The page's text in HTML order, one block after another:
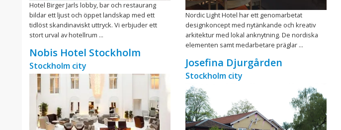
Hotel Birger Jarls lobby, bar och restaurang
bildar ett ljust och öppet landskap med ett
tidlöst skandinaviskt uttryck. Vi erbjuder ett
stort urval av hotellrum ...
Nobis Hotel Stockholm
Stockholm city
Nordic Light Hotel har ett genomarbetat
designkoncept med nytänkande och kreativ
arkitektur med lokal anknytning. De nordiska
elementen samt medarbetare präglar ...
Josefina Djurgården
Stockholm city